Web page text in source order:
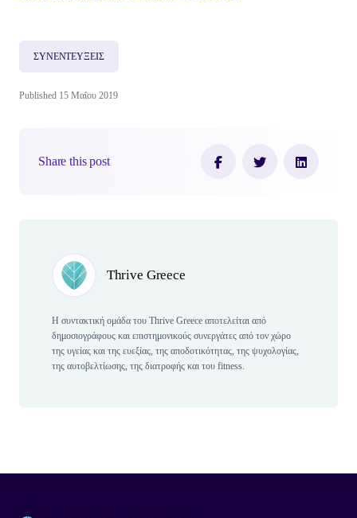
ΣΥΝΕΝΤΕΥΞΕΙΣ
Published 15 Μαΐου 2019
Share this post
Thrive Greece
Η συντακτική ομάδα του Thrive Greece αποτελείται από
δημοσιογράφους και επιστημονικούς συνεργάτες από τον χώρο
της υγείας και της ευεξίας, της αποδοτικότητας, της ψυχολογίας,
της αυτοβελτίωσης, της διατροφής και του fitness.